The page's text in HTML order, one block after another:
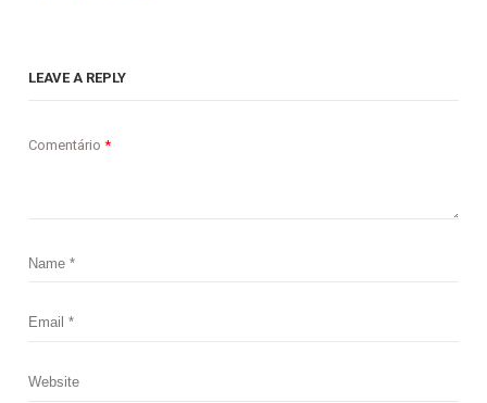
LEAVE A REPLY
Comentário*